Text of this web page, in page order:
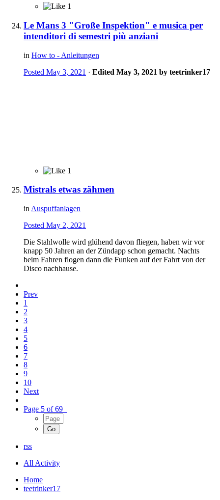
1
Le Mans 3 "Große Inspektion" e musica per
intenditori di semestri più anziani
in How to - Anleitungen
Posted May 3, 2021 · Edited May 3, 2021 by teetrinker17
1
Mistrals etwas zähmen
in Auspuffanlagen
Posted May 2, 2021
Die Stahlwolle wird glühend davon fliegen, haben wir vor
knapp 50 Jahren an der Zündapp schon gemacht. Nachts
beim Fahren flogen dann die Funken auf der Fahrt von der
Disco nachhause.
Prev
1
2
3
4
5
6
7
8
9
10
Next
Page 5 of 69
rss
All Activity
Home
teetrinker17